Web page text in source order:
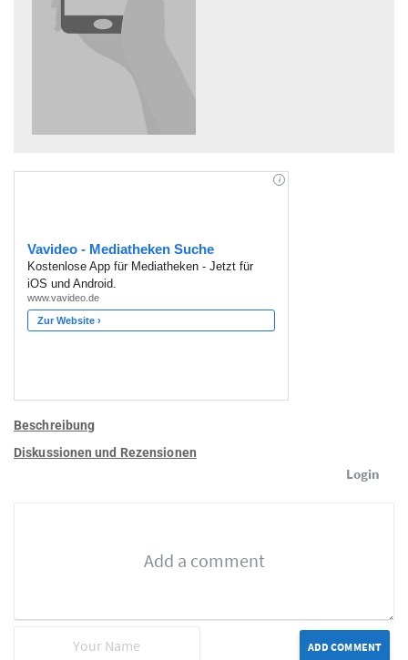
Beschreibung
Diskussionen und Rezensionen
Login
ADD COMMENT